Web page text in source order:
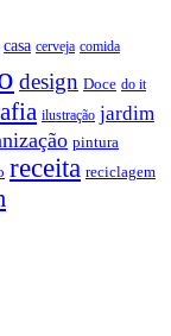
casa cerveja comida
design Doce do it
ilustração jardim
pintura
receita reciclagem